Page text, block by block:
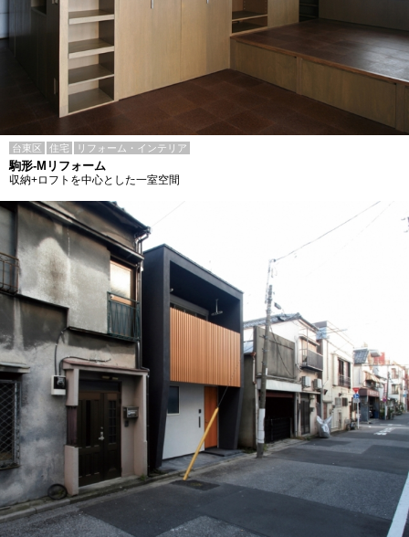
台東区 住宅 リフォーム・インテリア
駒形-Mリフォーム
収納+ロフトを中心とした一室空間